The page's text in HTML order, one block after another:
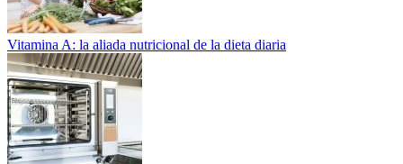
Vitamina A: la aliada nutricional de la dieta diaria